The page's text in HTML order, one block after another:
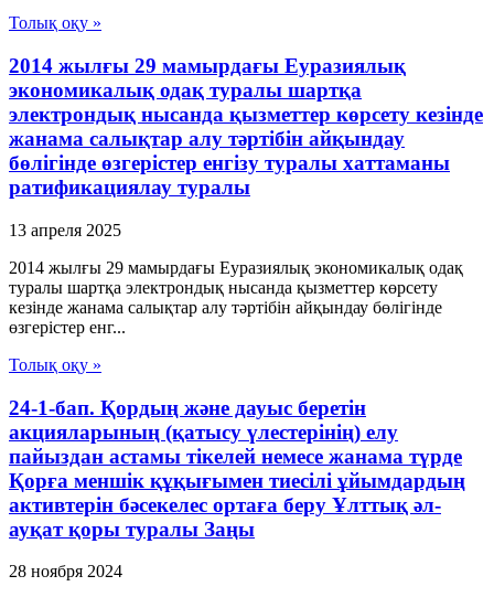
Толық оқу »
2014 жылғы 29 мамырдағы Еуразиялық
экономикалық одақ туралы шартқа
электрондық нысанда қызметтер көрсету кезінде
жанама салықтар алу тәртібін айқындау
бөлігінде өзгерістер енгізу туралы хаттаманы
ратификациялау туралы
13 апреля 2025
2014 жылғы 29 мамырдағы Еуразиялық экономикалық одақ
туралы шартқа электрондық нысанда қызметтер көрсету
кезінде жанама салықтар алу тәртібін айқындау бөлігінде
өзгерістер енг...
Толық оқу »
24-1-бап. Қордың және дауыс беретін
акцияларының (қатысу үлестерінің) елу
пайыздан астамы тікелей немесе жанама түрде
Қорға меншік құқығымен тиесілі ұйымдардың
активтерін бәсекелес ортаға беру Ұлттық әл-
ауқат қоры туралы Заңы
28 ноября 2024